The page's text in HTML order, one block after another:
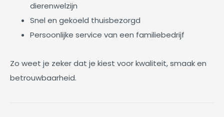
dierenwelzijn
Snel en gekoeld thuisbezorgd
Persoonlijke service van een familiebedrijf
Zo weet je zeker dat je kiest voor kwaliteit, smaak en
betrouwbaarheid.